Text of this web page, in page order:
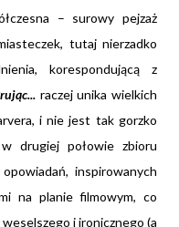
– surowy pejzaż
tutaj nierzadko
korespondującą z
raczej unika wielkich
i nie jest tak gorzko
drugiej połowie zbioru
inspirowanych
na planie filmowym, co
i ironicznego (a